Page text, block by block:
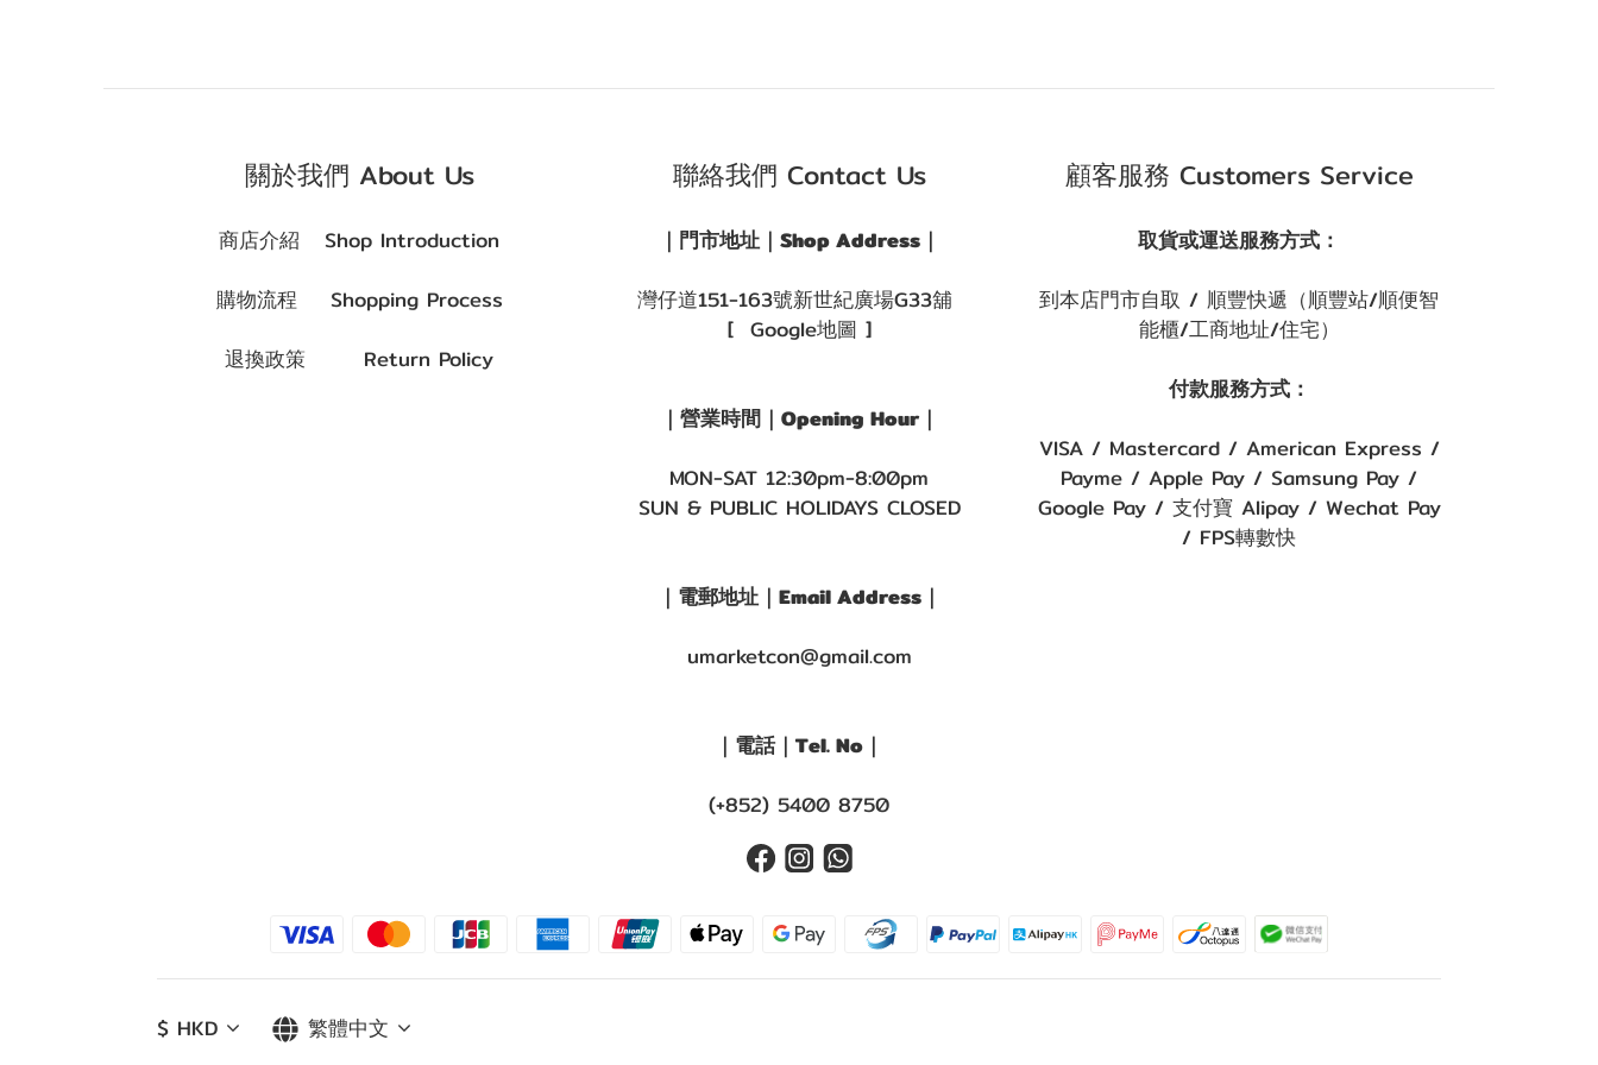
關於我們 About Us
商店介紹 Shop Introduction
購物流程 Shopping Process
退換政策 Return Policy
聯絡我們 Contact Us
｜門市地址｜Shop Address｜
灣仔道151-163號新世紀廣場G33舖
[ Google地圖 ]
｜營業時間｜Opening Hour｜
MON-SAT 12:30pm-8:00pm
SUN & PUBLIC HOLIDAYS CLOSED
｜電郵地址｜Email Address｜
umarketcon@gmail.com
｜電話｜Tel. No｜
(+852) 5400 8750
顧客服務 Customers Service
取貨或運送服務方式：
到本店門市自取 / 順豐快遞（順豐站/順便智
能櫃/工商地址/住宅）
付款服務方式：
VISA / Mastercard / American Express /
Payme / Apple Pay / Samsung Pay /
Google Pay / 支付寶 Alipay / Wechat Pay
/ FPS轉數快
$ HKD 繁體中文